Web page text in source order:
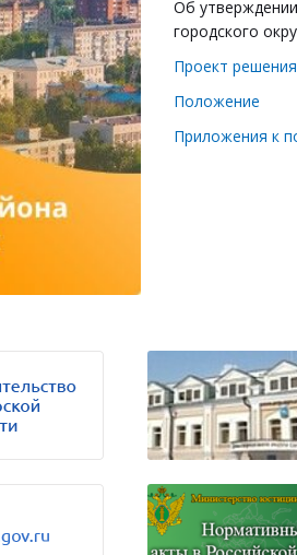
Об
городского
Проект решения
Положение
Приложения к